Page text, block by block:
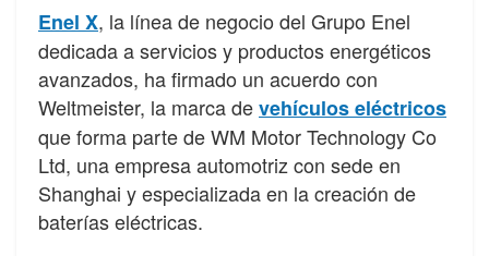
Enel X, la línea de negocio del Grupo Enel
dedicada a servicios y productos energéticos
avanzados, ha firmado un acuerdo con
Weltmeister, la marca devehículos eléctricos
que forma parte de WM Motor Technology Co
Ltd, una empresa automotriz con sede en
Shanghai y especializada en la creación de
baterías eléctricas.